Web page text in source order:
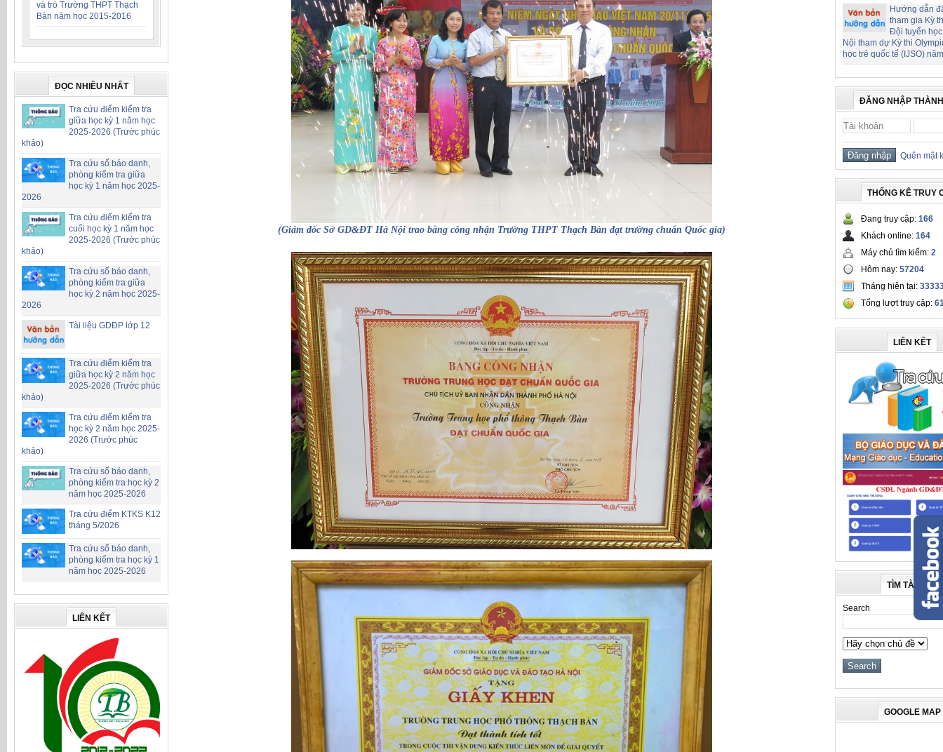
và trò Trường THPT Thạch
Bàn năm học 2015-2016
ĐỌC NHIỀU NHẤT
Tra cứu điểm kiểm tra
giữa học kỳ 1 năm học
2025-2026 (Trước phúc
khảo)
Tra cứu số báo danh,
phòng kiểm tra giữa
học kỳ 1 năm học 2025-
2026
Tra cứu điểm kiểm tra
cuối học kỳ 1 năm học
2025-2026 (Trước phúc
khảo)
Tra cứu số báo danh,
phòng kiểm tra giữa
học kỳ 2 năm học 2025-
2026
Tài liệu GDĐP lớp 12
Tra cứu điểm kiểm tra
giữa học kỳ 2 năm học
2025-2026 (Trước phúc
khảo)
Tra cứu điểm kiểm tra
học kỳ 2 năm học 2025-
2026 (Trước phúc
khảo)
Tra cứu số báo danh,
phòng kiểm tra học kỳ 2
năm học 2025-2026
Tra cứu điểm KTKS K12
tháng 5/2026
Tra cứu số báo danh,
phòng kiểm tra học kỳ 1
năm học 2025-2026
LIÊN KẾT
(Giám đốc Sở GD&ĐT Hà Nội trao bằng công nhận Trường THPT Thạch Bàn đạt trường chuẩn Quốc gia)
Hướng dẫn
tham gia Kỳ
Đội tuyển
Nội tham dự Kỳ thi
học trẻ quốc tế (IJSO)
ĐĂNG NHẬP
Quên mật
THỐNG KÊ TRUY
Đang truy cập: 166
Khách online: 164
Máy chủ tìm kiếm: 2
Hôm nay: 57204
Tháng hiện tại:
Tổng lượt truy cập:
LIÊN KẾT
TÌM TÀI LIỆU
Search
GOOGLE MAP